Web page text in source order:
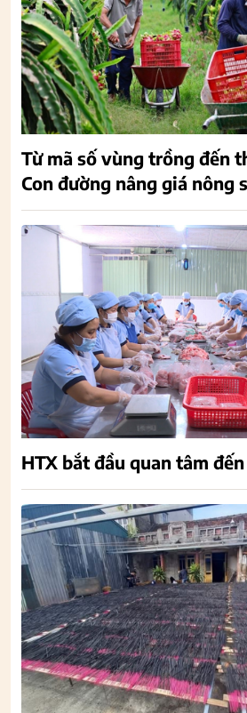
Từ mã số vùng trồng đến
Con đường nâng giá nông
HTX bắt đầu quan tâm